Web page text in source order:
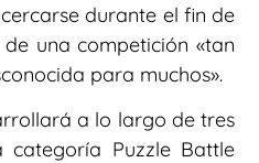
durante el fin de
una competición «tan
para muchos».
a lo largo de tres
categoría Puzzle Battle